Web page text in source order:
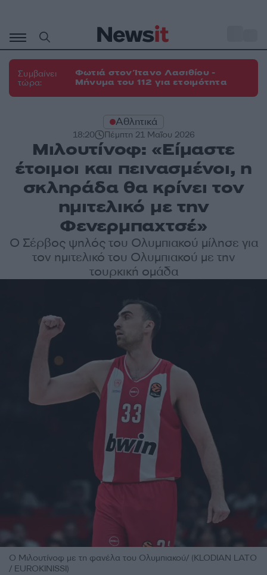
περιεχόμενο
Συμβαίνει
τώρα:
Φωτιά στον Ίτανο Λασιθίου -
Μήνυμα του 112 για ετοιμότητα
Αθλητικά
18:20 Πέμπτη 21 Μαΐου 2026
Μιλουτίνοφ: «Είμαστε
έτοιμοι και πεινασμένοι, η
σκληράδα θα κρίνει τον
ημιτελικό με την
Φενερμπαχτσέ»
Ο Σέρβος ψηλός του Ολυμπιακού μίλησε για
τον ημιτελικό του Ολυμπιακού με την
τουρκική ομάδα
Ο Μιλουτίνοφ με τη φανέλα του Ολυμπιακού/ (KLODIAN LATO
/ EUROKINISSI)